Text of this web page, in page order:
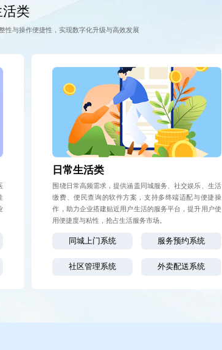
类
性与操作便捷性，实现数字化升级与高效发展
日常生活类
围绕日常高频需求，提供涵盖同城服务、社交娱乐、生活
缴费、便民查询的软件方案，支持多终端适配与便捷操
作，助力企业搭建贴近用户生活的服务平台，提升用户使
用便捷度与粘性，抢占生活服务市场。
同城上门系统 服务预约系统
社区管理系统 外卖配送系统